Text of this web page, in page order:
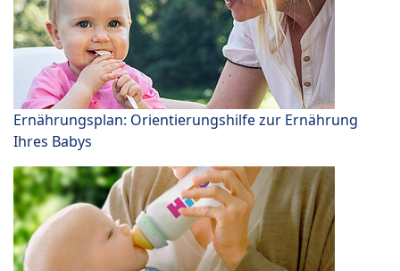
Ernährungsplan: Orientierungshilfe zur Ernährung
Ihres Babys